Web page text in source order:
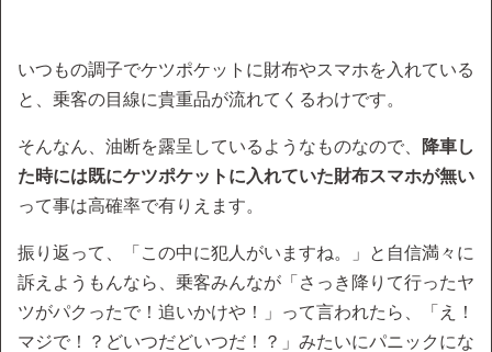
いつもの調子でケツポケットに財布やスマホを入れている
と、乗客の目線に貴重品が流れてくるわけです。
そんなん、油断を露呈しているようなものなので、
降車し
た時には既にケツポケットに入れていた財布スマホが無い
って事は高確率で有りえます。
振り返って、「この中に犯人がいますね。」と自信満々に
訴えようもんなら、乗客みんなが「さっき降りて行ったヤ
ツがパクったで！追いかけや！」って言われたら、「え！
マジで！？どいつだどいつだ！？」みたいにパニックにな